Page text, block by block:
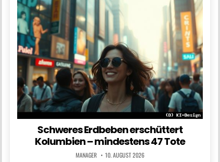
Schweres Erdbeben erschüttert
Kolumbien – mindestens 47 Tote
MANAGER 10. AUGUST 2026